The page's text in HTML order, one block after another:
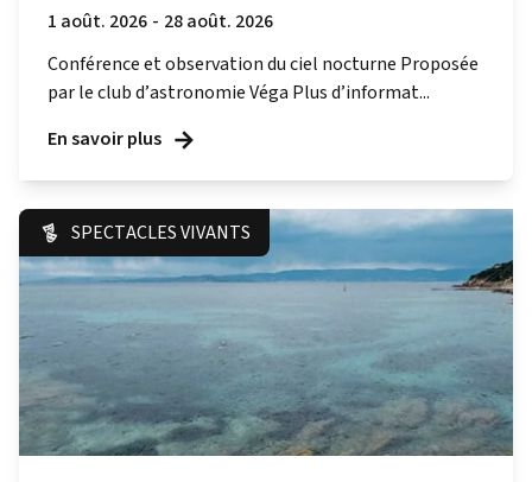
1 août. 2026 - 28 août. 2026
Conférence et observation du ciel nocturne Proposée
par le club d’astronomie Véga Plus d’informat...
En savoir plus
SPECTACLES VIVANTS